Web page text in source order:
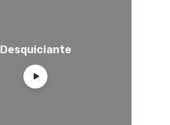
Desquiciante